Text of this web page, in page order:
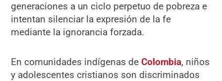
generaciones a un ciclo perpetuo de pobreza e
intentan silenciar la expresión de la fe
mediante la ignorancia forzada.
En comunidades indígenas deColombia, niños
y adolescentes cristianos son discriminados